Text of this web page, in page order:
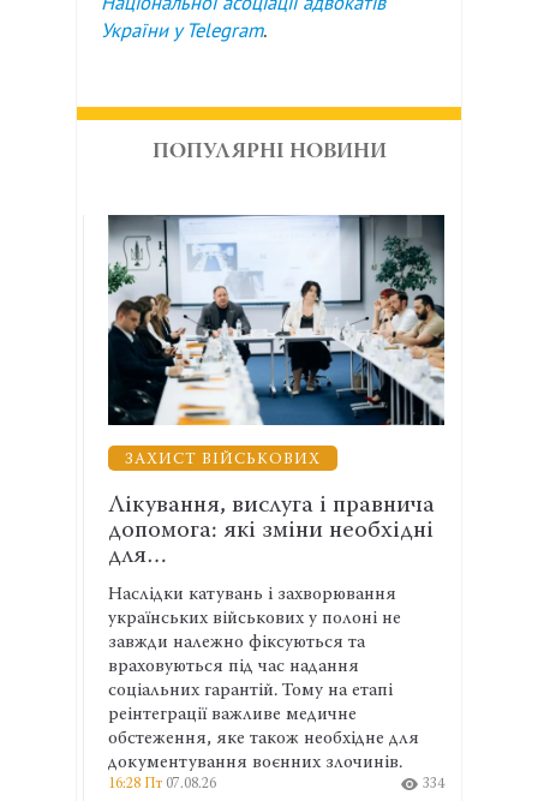
України у Telegram.
ПОПУЛЯРНІ НОВИНИ
ЗАХИСТ ВІЙСЬКОВИХ
Лікування, вислуга і правнича
допомога: які зміни необхідні
для…
Наслідки катувань і захворювання
українських військових у полоні не
завжди належно фіксуються та
враховуються під час надання
соціальних гарантій. Тому на етапі
реінтеграції важливе медичне
обстеження, яке також необхідне для
документування воєнних злочинів.
16:28 Пт07.08.26 334